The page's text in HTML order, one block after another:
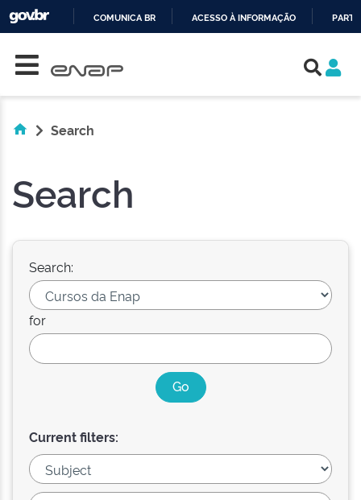
COMUNICA BR ACESSO À INFORMAÇÃO
Search
Search
Search:
for
Current filters: